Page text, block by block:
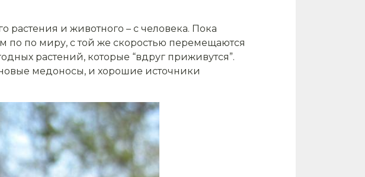
растения и животного – с человека. Пока
по по миру, с той же скоростью перемещаются
растений, которые “вдруг приживутся”.
медоносы, и хорошие источники